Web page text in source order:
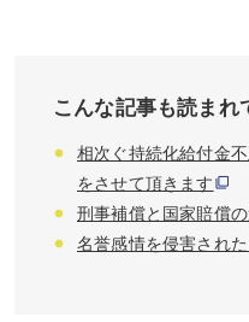
こんな記事も読まれ
相次ぐ持続化給付金
をさせて頂きます
刑事補償と国家賠償
名誉感情を侵害され